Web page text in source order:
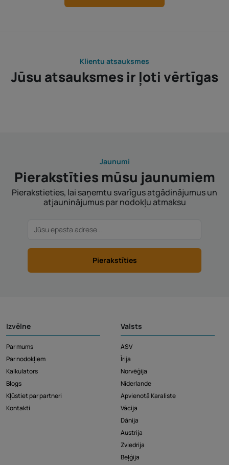
Klientu atsauksmes
Jūsu atsauksmes ir ļoti vērtīgas
Jaunumi
Pierakstīties mūsu jaunumiem
Pierakstieties, lai saņemtu svarīgus atgādinājumus un
atjauninājumus par nodokļu atmaksu
Pierakstīties
Izvēlne
Par mums
Par nodokļiem
Kalkulators
Blogs
Kļūstiet par partneri
Kontakti
Valsts
ASV
Īrija
Norvēģija
Nīderlande
Apvienotā Karaliste
Vācija
Dānija
Austrija
Zviedrija
Beļģija